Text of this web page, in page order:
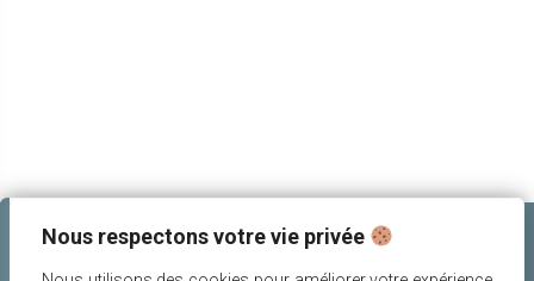
Nous respectons votre vie privée